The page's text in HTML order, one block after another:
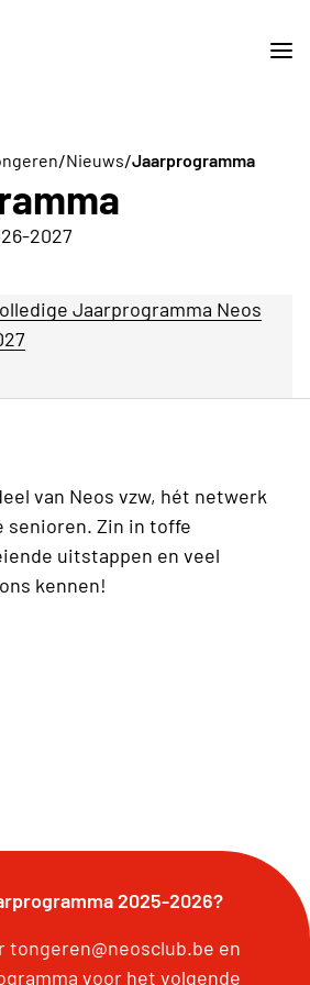
/Nieuws/Jaarprogramma
2027
Jaarprogramma Neos
van Neos vzw, hét netwerk
senioren. Zin in toffe
uitstappen en veel
kennen!
2025-2026?
tongeren@neosclub.be en
voor het volgende